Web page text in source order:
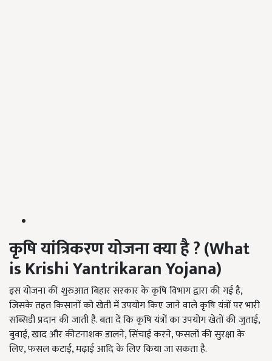
कृषि यांत्रिकरण योजना क्या है?(What
is Krishi Yantrikaran Yojana)
इस योजना की शुरुआत बिहार सरकार के कृषि विभाग द्वारा की गई है,
जिसके तहत किसानों को खेती में उपयोग किए जाने वाले कृषि यंत्रों पर भारी
सब्सिडी प्रदान की जाती है. बता दें कि कृषि यंत्रों का उपयोग खेतों की जुताई,
बुवाई, खाद और कीटनाशक डालने, सिंचाई करने, फसलों की सुरक्षा के
लिए, फसल कटाई, मढ़ाई आदि के लिए किया जा सकता है.